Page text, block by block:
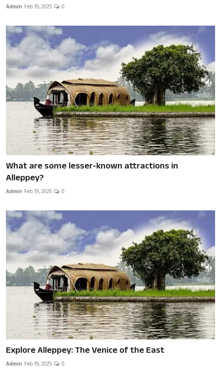
Admin Feb 19, 2025 0
What are some lesser-known attractions in
Alleppey?
Admin Feb 19, 2025 0
Explore Alleppey: The Venice of the East
Admin Feb 19, 2025 0